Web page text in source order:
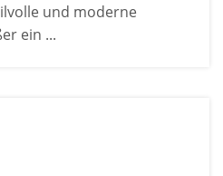
und moderne
ein ...